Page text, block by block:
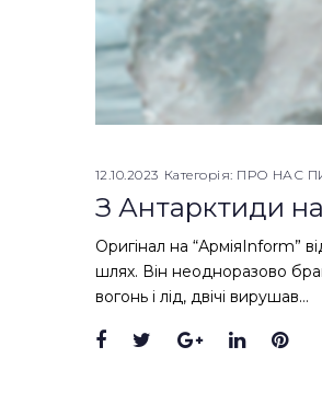
12.10.2023 Категорія: ПРО НАС
З Антарктиди
Оригінал на “АрміяInform”
шлях. Він неодноразово
вогонь і лід, двічі вирушав…
Facebook
TwitterGoogle+
LinkedIn